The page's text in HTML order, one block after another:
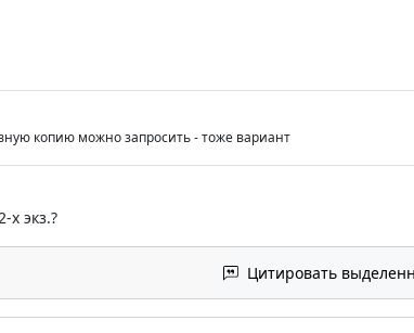
копию можно запросить - тоже вариант
х экз.?
Цитировать